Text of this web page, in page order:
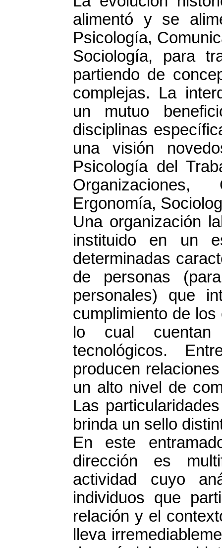
alimentó y se
Psicología,
Sociología, para
partiendo de
complejas. La
un mutuo
disciplinas
una visión
Psicología del
Organizaciones,
Ergonomía,
Una organización
instituido en un
determinadas
de personas
personales) que
cumplimiento de
lo cual
tecnológicos.
producen
un alto nivel de
Las
brinda un sello
En este
dirección es
actividad cuyo
individuos que
relación y el
lleva